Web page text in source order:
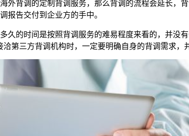
外背调的定制背调服务，那么背调的流程会延长
报告交付到企业方的手中。
久的时间是按照背调服务的难易程度来看的，并
第三方背调机构时，一定要明确自身的背调需求